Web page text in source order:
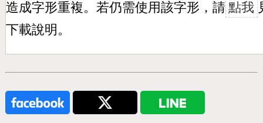
造成字形重複。若仍需使用該字形，請 點我
下載說明。